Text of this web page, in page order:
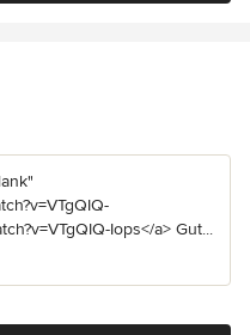
5 Sternen
Iops</a> Gut...